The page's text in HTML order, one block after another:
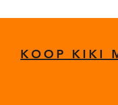
KOOP KIKI